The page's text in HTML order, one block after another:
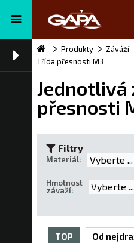
Produkty Záváží
Třída přesnosti M3
Jednotlivá
přesnosti
Filtry
Materiál: Vyberte ...
Hmotnost
závaží: Vyberte ...
TOP Od